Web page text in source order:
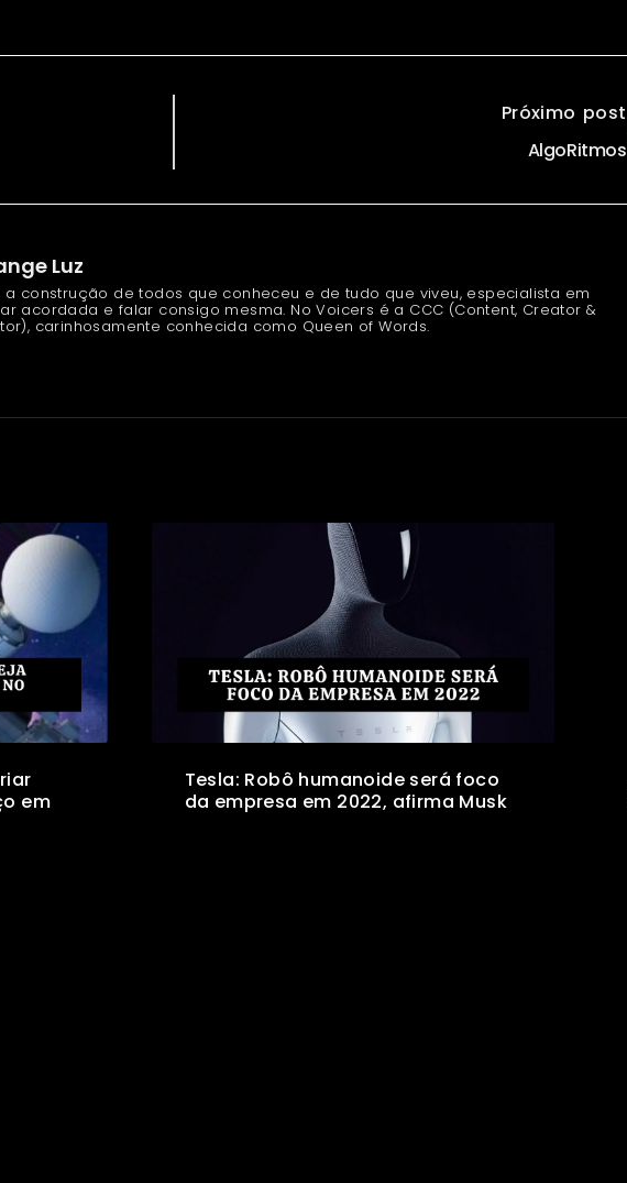
Próximo post
AlgoRitmos
Luz
a construção de todos que conheceu e de tudo que viveu, especialista em
acordada e falar consigo mesma. No Voicers é a CCC (Content, Creator &
carinhosamente conhecida como Queen of Words.
em
Tesla: Robô humanoide será foco
da empresa em 2022, afirma Musk